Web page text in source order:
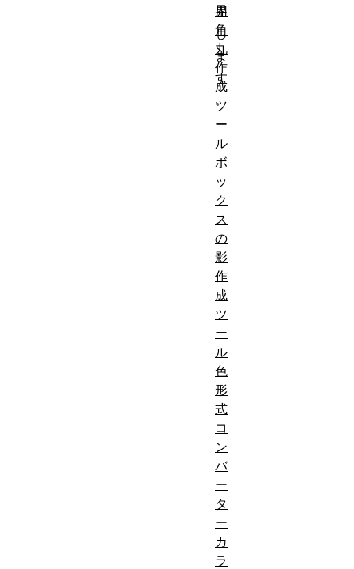
用
し
ま
す
。
界
角
丸
作
成
ツ
ー
ル
ボ
ッ
ク
ス
の
影
作
成
ツ
ー
ル
色
形
式
コ
ン
バ
ー
タ
ー
カ
ラ